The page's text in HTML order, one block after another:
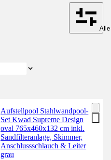
Aufstellpool Stahlwandpool-
Set Kwad Supreme Design
oval 765x460x132 cm inkl.
Sandfilteranlage, Skimmer,
Anschlussschlauch & Leiter
grau